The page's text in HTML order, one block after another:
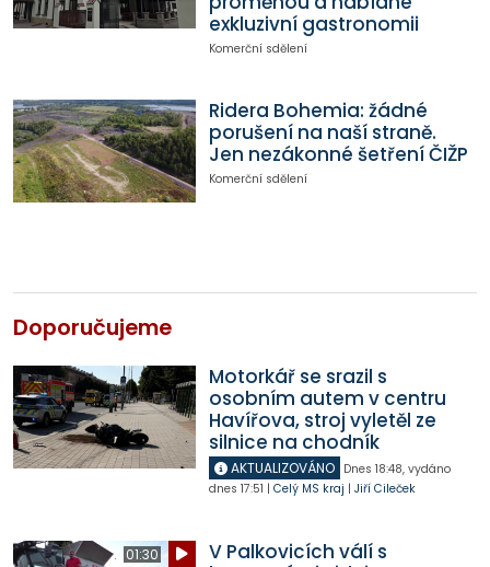
exkluzivní gastronomii
Komerční sdělení
Ridera Bohemia: žádné
porušení na naší straně.
Jen nezákonné šetření ČIŽP
Komerční sdělení
Doporučujeme
Motorkář se srazil s
osobním autem v centru
Havířova, stroj vyletěl ze
silnice na chodník
AKTUALIZOVÁNO Dnes 18:48, vydáno
dnes 17:51 | Celý MS kraj | Jiří Cileček
01:30
V Palkovicích válí s